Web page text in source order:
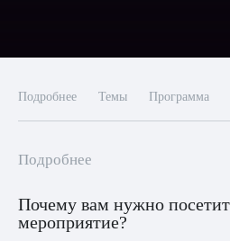
Подробнее Темы Программа
Подробнее
Почему вам нужно
мероприятие?